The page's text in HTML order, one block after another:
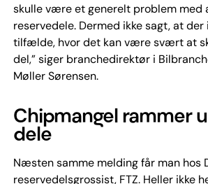
skulle være et generelt problem med
reservedele. Dermed ikke sagt, at
tilfælde, hvor det kan være svært at
del,” siger branchedirektør i
Møller Sørensen.
Chipmangel rammer
dele
Næsten samme melding får man hos
reservedelsgrossist, FTZ. Heller ikke